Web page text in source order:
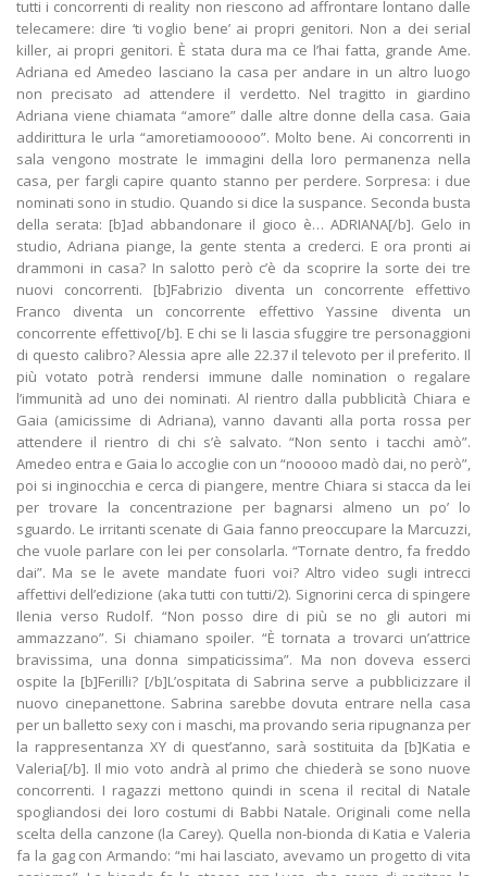
tutti i concorrenti di reality non riescono ad affrontare lontano dalle
telecamere: dire ‘ti voglio bene’ ai propri genitori. Non a dei serial
killer, ai propri genitori. È stata dura ma ce l’hai fatta, grande Ame.
Adriana ed Amedeo lasciano la casa per andare in un altro luogo
non precisato ad attendere il verdetto. Nel tragitto in giardino
Adriana viene chiamata “amore” dalle altre donne della casa. Gaia
addirittura le urla “amoretiamooooo”. Molto bene. Ai concorrenti in
sala vengono mostrate le immagini della loro permanenza nella
casa, per fargli capire quanto stanno per perdere. Sorpresa: i due
nominati sono in studio. Quando si dice la suspance. Seconda busta
della serata: [b]ad abbandonare il gioco è… ADRIANA[/b]. Gelo in
studio, Adriana piange, la gente stenta a crederci. E ora pronti ai
drammoni in casa? In salotto però c’è da scoprire la sorte dei tre
nuovi concorrenti. [b]Fabrizio diventa un concorrente effettivo
Franco diventa un concorrente effettivo Yassine diventa un
concorrente effettivo[/b]. E chi se li lascia sfuggire tre personaggioni
di questo calibro? Alessia apre alle 22.37 il televoto per il preferito. Il
più votato potrà rendersi immune dalle nomination o regalare
l’immunità ad uno dei nominati. Al rientro dalla pubblicità Chiara e
Gaia (amicissime di Adriana), vanno davanti alla porta rossa per
attendere il rientro di chi s’è salvato. “Non sento i tacchi amò”.
Amedeo entra e Gaia lo accoglie con un “nooooo madò dai, no però”,
poi si inginocchia e cerca di piangere, mentre Chiara si stacca da lei
per trovare la concentrazione per bagnarsi almeno un po’ lo
sguardo. Le irritanti scenate di Gaia fanno preoccupare la Marcuzzi,
che vuole parlare con lei per consolarla. “Tornate dentro, fa freddo
dai”. Ma se le avete mandate fuori voi? Altro video sugli intrecci
affettivi dell’edizione (aka tutti con tutti/2). Signorini cerca di spingere
Ilenia verso Rudolf. “Non posso dire di più se no gli autori mi
ammazzano”. Si chiamano spoiler. “È tornata a trovarci un’attrice
bravissima, una donna simpaticissima”. Ma non doveva esserci
ospite la [b]Ferilli? [/b]L’ospitata di Sabrina serve a pubblicizzare il
nuovo cinepanettone. Sabrina sarebbe dovuta entrare nella casa
per un balletto sexy con i maschi, ma provando seria ripugnanza per
la rappresentanza XY di quest’anno, sarà sostituita da [b]Katia e
Valeria[/b]. Il mio voto andrà al primo che chiederà se sono nuove
concorrenti. I ragazzi mettono quindi in scena il recital di Natale
spogliandosi dei loro costumi di Babbi Natale. Originali come nella
scelta della canzone (la Carey). Quella non-bionda di Katia e Valeria
fa la gag con Armando: “mi hai lasciato, avevamo un progetto di vita